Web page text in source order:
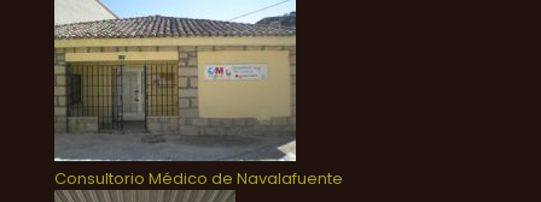
Consultorio Médico de Navalafuente